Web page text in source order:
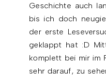
Geschichte auch
bis ich doch
der erste
geklappt hat :D
komplett bei mir im
sehr darauf, zu